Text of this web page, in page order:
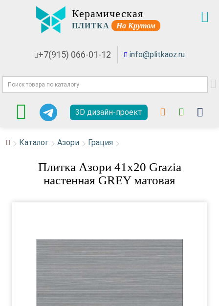
Керамическая
ПЛИТКА На Крутом
+7(915) 066-01-12 info@plitkaoz.ru
3D дизайн-проект
Каталог Азори Грация
Плитка Азори 41x20 Grazia
настенная GREY матовая